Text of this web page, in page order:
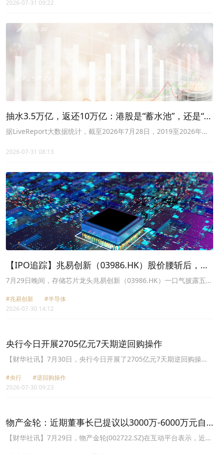
2026-07-31 09:22
抽水3.5万亿，返还10万亿：港股是“蓄水池”，还是“提
款机”？
据LiveReport大数据统计，截至2026年7月28日，2019至2026年
元，同期通过IPO和股权再融资向市场索取约3.5万亿港元，整体覆盖
2026-07-31 08:13
【IPO追踪】兆易创新（03986.HK）股价腰斩后，实
控人抛出回购增持组合拳
7月29日晚间，存储芯片龙头兆易创新（03986.HK）一口气披露五份
东、实控人、董事长朱一明展开，内容涵盖股份回购提议、个人增持
计划、前期大额减持实施情况，以及12个月不减持承诺。
#兆易创新
#半导体
2026-07-30 14:12
央行今日开展2705亿元7天期逆回购操作
【财华社讯】7月30日，央行今日开展了2705亿元7天期逆回购操
#央行
#逆回购操作
2026-07-30 09:23
物产金轮：近期董事长已提议以3000万-6000万元自
有资金回购股份
【财华社讯】7月29日，物产金轮(002722.SZ)在互动平台表示，近期